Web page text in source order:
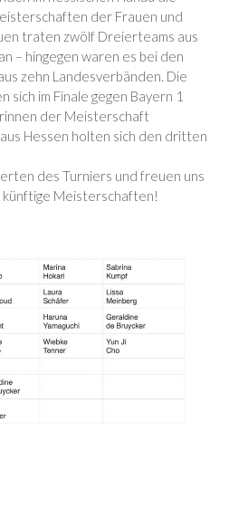
der Frauen und
traten zwölf Dreierteams aus
– hingegen waren es bei den
zehn Landesverbänden. Die
sich im Finale gegen Bayern 1
der Meisterschaft
Hessen holten sich den dritten
des Turniers und freuen uns
Meisterschaften!